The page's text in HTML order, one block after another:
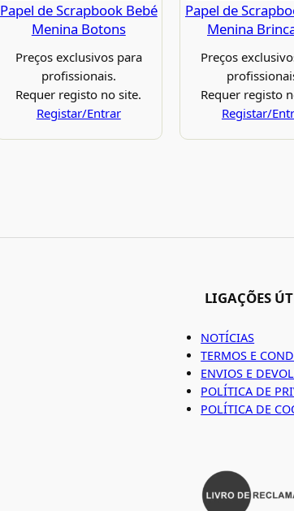
Papel de Scrapbook Bebé
Menina Botons
Preços exclusivos para
profissionais.
Requer registo no site.
Registar/Entrar
Papel de
Menina
Preços
Requer registo
Registar/
LIGAÇÕES
NOTÍCIAS
TERMOS E
ENVIOS E
POLÍTICA DE
POLÍTICA DE